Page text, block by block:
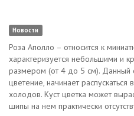
Новости
Роза Аполло – относится к
характеризуется небольшими и
размером (от 4 до 5 см). Данный
цветение, начинает
холодов. Куст цветка может
шипы на нем практически